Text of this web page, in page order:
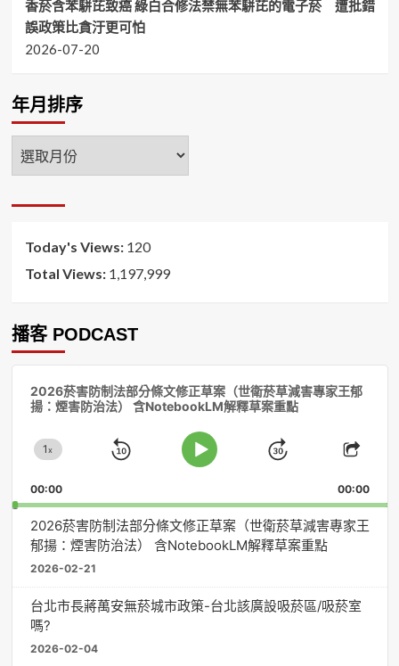
香菸含苯駢芘致癌 綠白合修法禁無苯駢芘的電子菸 遭批錯
誤政策比貪汙更可怕
2026-07-20
年月排序
年
月
序
Today's Views: 120
Total Views: 1,197,999
播客 PODCAST
2026菸害防制法部分條文修正草案（世衛菸草減害專家王郁
揚：煙害防治法） 含NotebookLM解釋草案重點
Change
Rate
1x
Skip
Play
Jump
Forward
Share
00:00 00:00
2026菸害防制法部分條文修正草案（世衛菸草減害專家王
郁揚：煙害防治法） 含NotebookLM解釋草案重點
2026-02-21
台北市長蔣萬安無菸城市政策-台北該廣設吸菸區/吸菸室
嗎?
2026-02-04